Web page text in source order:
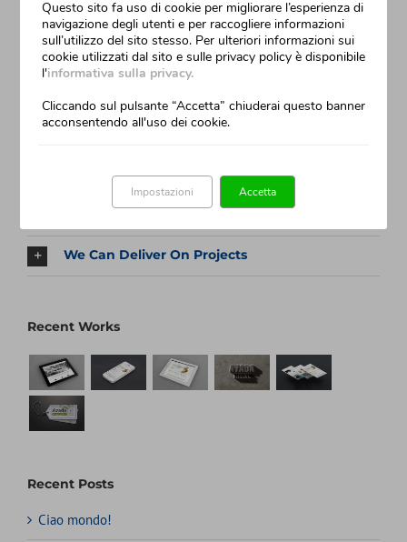
Nunc Tincidunt Elit Cursus
Luglio 31st, 2012
The Avada Philosophy
We Can Deliver On Projects
Recent Works
Recent Posts
Ciao mondo!
Questo sito fa uso di cookie per migliorare l’esperienza di
navigazione degli utenti e per raccogliere informazioni
sull’utilizzo del sito stesso. Per ulteriori informazioni sui
cookie utilizzati dal sito e sulle privacy policy è disponibile
l'informativa sulla privacy.
Cliccando sul pulsante “Accetta” chiuderai questo banner
acconsentendo all'uso dei cookie.
Accetta
Impostazioni